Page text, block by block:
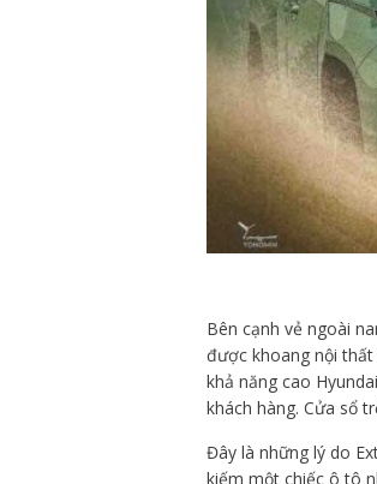
Bên cạnh vẻ ngoài
được khoang nội thất
khả năng cao
khách hàng. Cửa sổ
Đây là những lý do
kiếm một chiếc ô tô